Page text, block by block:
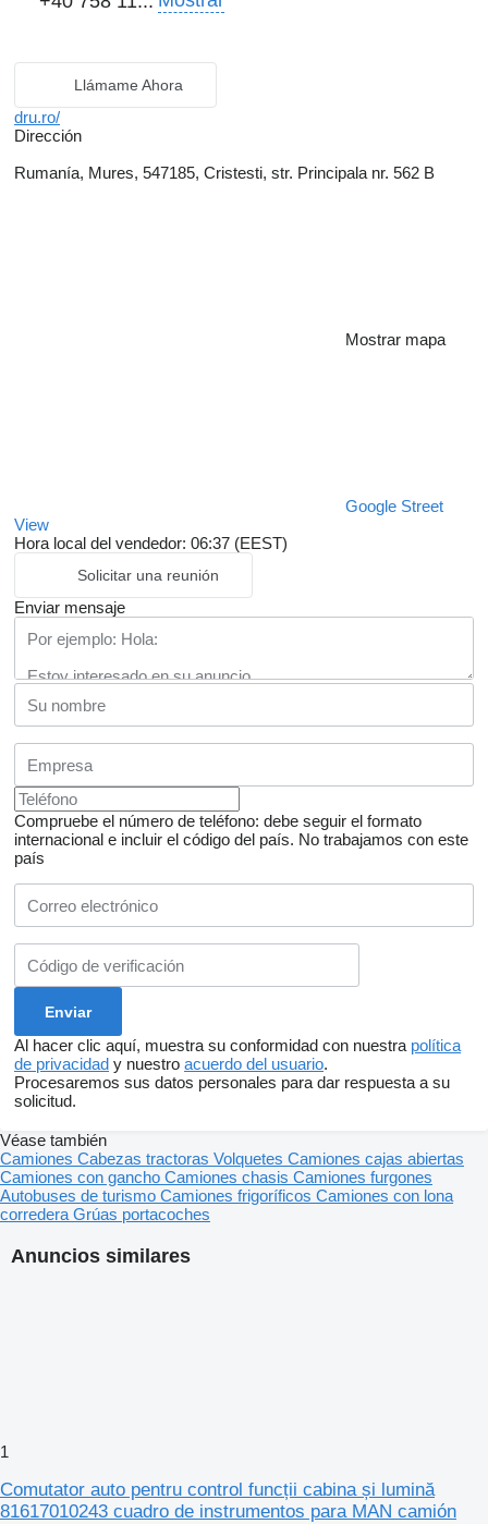
Llámame Ahora
dru.ro/
Dirección
Rumanía, Mures, 547185, Cristesti, str. Principala nr. 562 B
Mostrar mapa
Google Street
View
Hora local del vendedor: 06:37 (EEST)
Solicitar una reunión
Enviar mensaje
Compruebe el número de teléfono: debe seguir el formato
internacional e incluir el código del país. No trabajamos con este
país
Al hacer clic aquí, muestra su conformidad con nuestra política
de privacidad y nuestro acuerdo del usuario.
Procesaremos sus datos personales para dar respuesta a su
solicitud.
Anuncios similares
1
Comutator auto pentru control funcții cabina și lumină
81617010243 cuadro de instrumentos para MAN camión
Véase también
Camiones Cabezas tractoras Volquetes Camiones cajas abiertas
Camiones con gancho Camiones chasis Camiones furgones
Autobuses de turismo Camiones frigoríficos Camiones con lona
corredera Grúas portacoches